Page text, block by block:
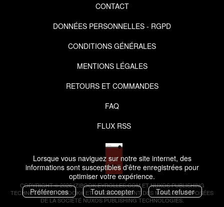
Lorsque vous naviguez sur notre site internet, des
informations sont susceptibles d'être enregistrées pour
optimiser votre expérience.
Préférences
Tout accepter Tout refuser
CONTACT
DONNÉES PERSONNELLES - RGPD
CONDITIONS GÉNÉRALES
MENTIONS LÉGALES
RETOURS ET COMMANDES
FAQ
FLUX RSS
COPYRIGHT © 2026 IZIBOOK.EYROLLES.COM ET NUXOS PUBLISHING
TECHNOLOGIES.IZIBOOK® ETIZIBOOKS®SONT DES MARQUES DÉPOSÉES
DE LA SOCIÉTÉ NUXOS PUBLISHING TECHNOLOGIES.